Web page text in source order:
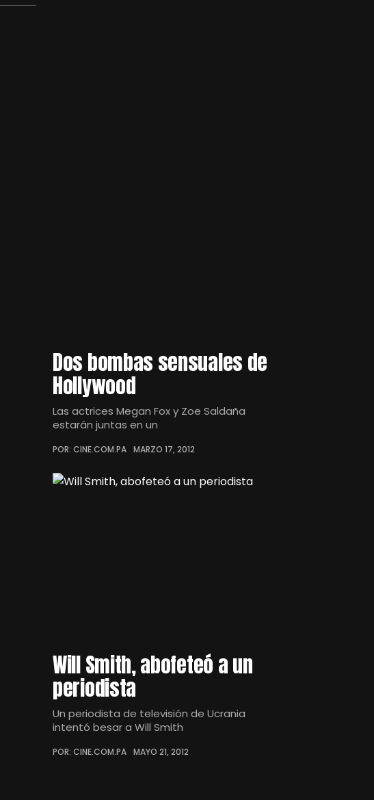
Dos bombas sensuales de
Hollywood
Las actrices Megan Fox y Zoe Saldaña
estarán juntas en un
POR: CINE.COM.PA MARZO 17, 2012
Will Smith, abofeteó a un
periodista
Un periodista de televisión de Ucrania
intentó besar a Will Smith
POR: CINE.COM.PA MAYO 21, 2012